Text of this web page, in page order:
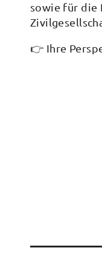
sowie für die
👉 Ihre